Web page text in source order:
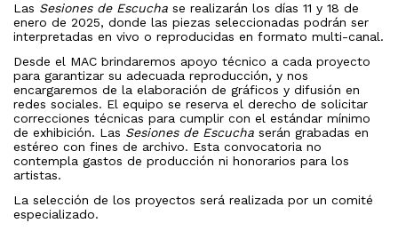
Las Sesiones de Escucha se realizarán los días 11 y 18 de
enero de 2025, donde las piezas seleccionadas podrán ser
interpretadas en vivo o reproducidas en formato multi-canal.
Desde el MAC brindaremos apoyo técnico a cada proyecto
para garantizar su adecuada reproducción, y nos
encargaremos de la elaboración de gráficos y difusión en
redes sociales. El equipo se reserva el derecho de solicitar
correcciones técnicas para cumplir con el estándar mínimo
de exhibición. Las Sesiones de Escucha serán grabadas en
estéreo con fines de archivo. Esta convocatoria no
contempla gastos de producción ni honorarios para los
artistas.
La selección de los proyectos será realizada por un comité
especializado.